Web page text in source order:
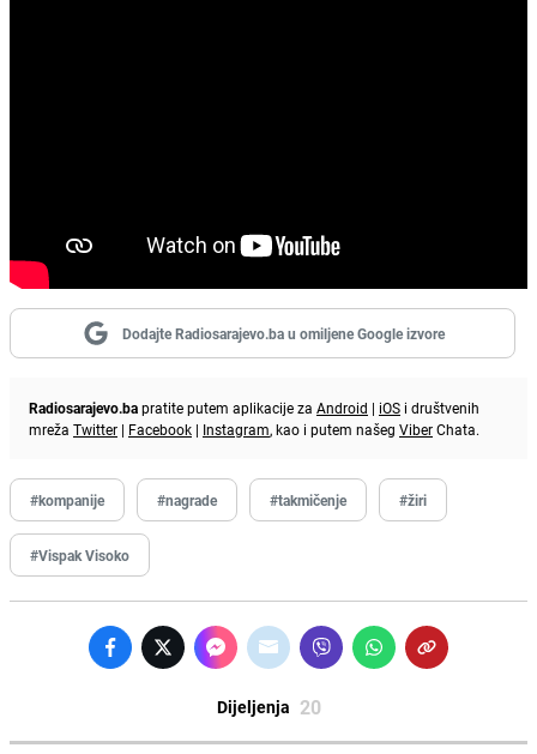
Dodajte Radiosarajevo.ba u omiljene Google izvore
Radiosarajevo.bapratite putem aplikacije za Android | iOS i društvenih
mreža Twitter | Facebook | Instagram, kao i putem našeg ViberChata.
#kompanije #nagrade #takmičenje #žiri
#Vispak Visoko
Dijeljenja 20